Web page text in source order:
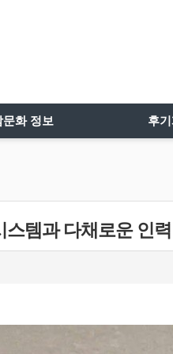
화 정보 후
템과 다채로운 인